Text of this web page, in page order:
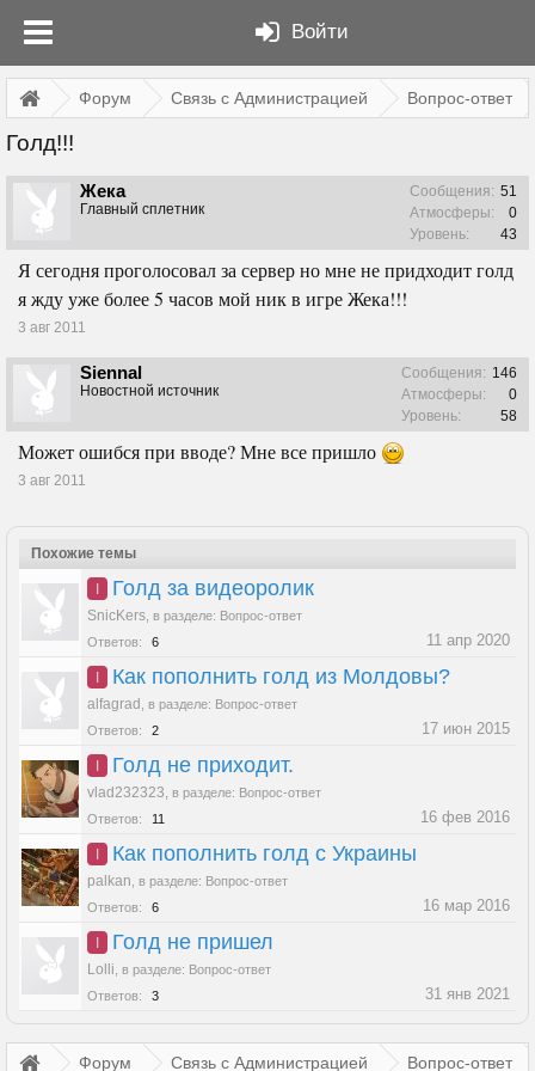
Войти
Форум Связь с Администрацией Вопрос-ответ
Голд!!!
Жека
Главный сплетник
Сообщения: 51
Атмосферы:
0
Уровень:
43
Я сегодня проголосовал за сервер но мне не придходит голд
я жду уже более 5 часов мой ник в игре Жека!!!
3 авг 2011
Siennal
Новостной источник
Сообщения: 146
Атмосферы:
0
Уровень:
58
Может ошибся при вводе? Мне все пришло
3 авг 2011
Похожие темы
I Голд за видеоролик
SnicKers в разделе: Вопрос-ответ
Ответов:
6 11 апр 2020
I Как пополнить голд из Молдовы?
alfagrad в разделе: Вопрос-ответ
Ответов:
2 17 июн 2015
I Голд не приходит.
vlad232323 в разделе: Вопрос-ответ
Ответов:
11 16 фев 2016
I Как пополнить голд с Украины
palkan в разделе: Вопрос-ответ
Ответов:
6 16 мар 2016
I Голд не пришел
Lolli в разделе: Вопрос-ответ
Ответов:
3 31 янв 2021
Форум Связь с Администрацией Вопрос-ответ